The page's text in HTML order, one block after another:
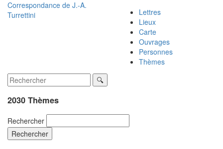
Correspondance de J.-A.
Turrettini
Lettres
Lieux
Carte
Ouvrages
Personnes
Thèmes
2030 Thèmes
Rechercher
Rechercher